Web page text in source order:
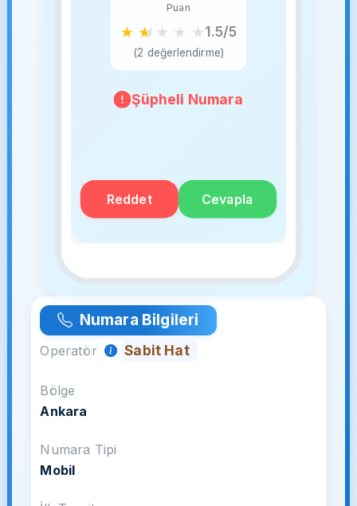
Puan
★ ★ ★ ★ ★1.5/5
(2 değerlendirme)
Şüpheli Numara
Reddet Cevapla
Numara Bilgileri
Operatör Sabit Hat
Bölge
Ankara
Numara Tipi
Mobil